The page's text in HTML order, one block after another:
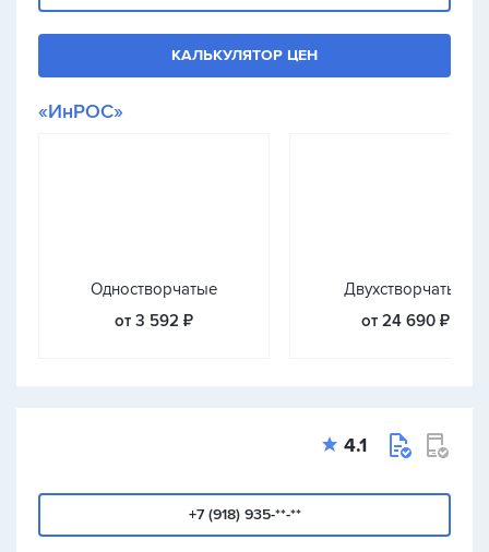
КАЛЬКУЛЯТОР ЦЕН
«ИнРОС»
Одностворчатые
от 3 592 ₽
Двухстворчатые
от 24 690 ₽
4.1
+7 (918) 935-**-**